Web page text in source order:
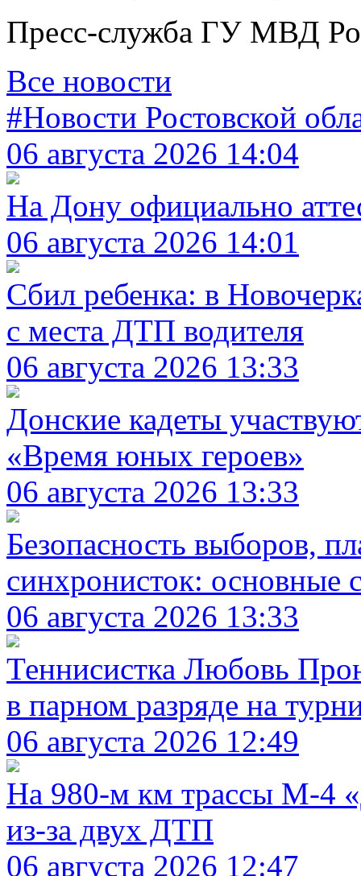
Пресс-служба ГУ МВД
Все новости
#Новости Ростовской
06 августа 2026 14:04
На Дону официально
06 августа 2026 14:01
Сбил ребенка: в
с места ДТП водителя
06 августа 2026 13:33
Донские кадеты
«Время юных героев»
06 августа 2026 13:33
Безопасность выборов,
синхронисток: основные
06 августа 2026 13:33
Теннисистка Любовь
в парном разряде на
06 августа 2026 12:49
На 980‑м км трассы М‑4
из-за двух ДТП
06 августа 2026 12:47